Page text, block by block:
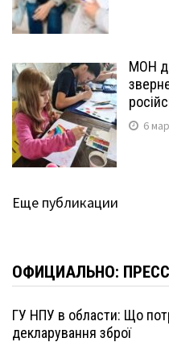
МОН
6
Еще публикации
ОФИЦИАЛЬНО:
ГУ НПУ в области: Що
декларування зброї